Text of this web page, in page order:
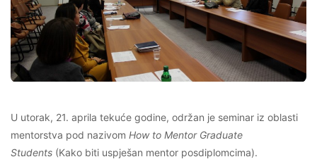
U utorak, 21. aprila tekuće godine, održan je seminar iz oblasti
mentorstva pod nazivom How to Mentor Graduate
Students (Kako biti uspješan mentor posdiplomcima).